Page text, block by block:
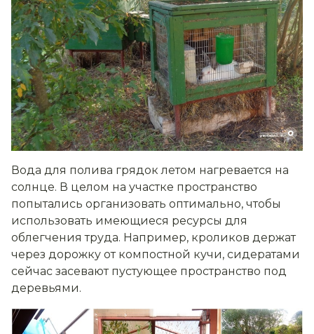
Вода для полива грядок летом нагревается на
солнце. В целом на участке пространство
попытались организовать оптимально, чтобы
использовать имеющиеся ресурсы для
облегчения труда. Например, кроликов держат
через дорожку от компостной кучи, сидератами
сейчас засевают пустующее пространство под
деревьями.